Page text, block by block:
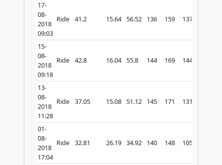
17-
08-
2018
09:03
Ride 41.2 15.64 56.52 136 159 137
15-
08-
2018
09:18
Ride 42.8 16.04 55.8 144 169 144
13-
08-
2018
11:28
Ride 37.05 15.08 51.12 145 171 131
01-
08-
2018
17:04
Ride 32.81 26.19 34.92 140 148 105